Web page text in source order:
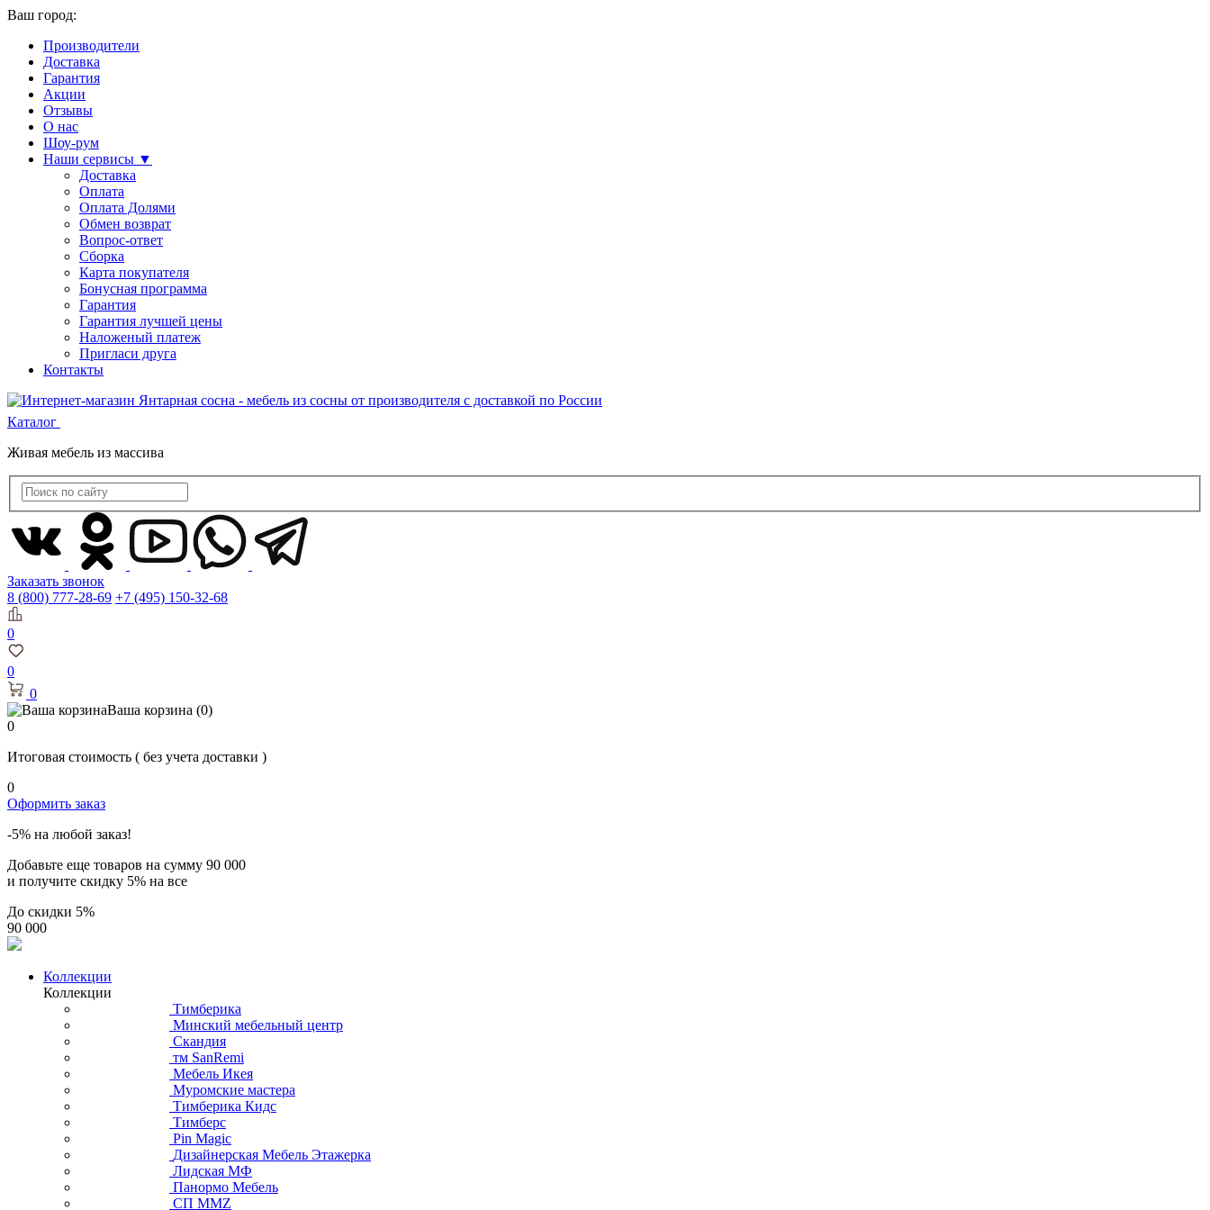
Ваш город:
Производители
Доставка
Гарантия
Акции
Отзывы
О нас
Шоу-рум
Наши сервисы ▼
Доставка
Оплата
Оплата Долями
Обмен возврат
Вопрос-ответ
Сборка
Карта покупателя
Бонусная программа
Гарантия
Гарантия лучшей цены
Наложеный платеж
Пригласи друга
Контакты
Каталог
Живая мебель из массива
Заказать звонок
8 (800) 777-28-69 +7 (495) 150-32-68
0
0
0
Ваша корзина (0)
0
Итоговая стоимость ( без учета доставки )
0
Оформить заказ
-5% на любой заказ!
Добавьте еще товаров на сумму 90 000
и получите скидку 5% на все
До скидки 5%
90 000
Коллекции
Коллекции
Тимберика
Минский мебельный центр
Скандия
тм SanRemi
Мебель Икея
Муромские мастера
Тимберика Кидс
Тимберс
Pin Magic
Дизайнерская Мебель Этажерка
Лидская МФ
Панормо Мебель
СП ММZ